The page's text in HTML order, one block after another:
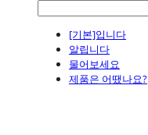
[기본]입니다
알립니다
물어보세요
제품은 어땠나요?